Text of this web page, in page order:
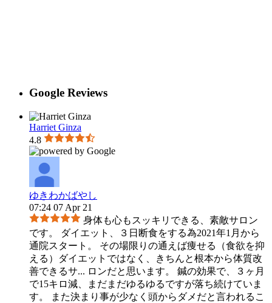
Google Reviews
Harriet Ginza
4.8
ゆきわかばやし
07:24 07 Apr 21
身体も心もスッキリできる、素敵サロン
です。 ダイエット、３日断食をする為2021年1月から
通院スタート。 その場限りの通えば痩せる（食欲を抑
える）ダイエットではなく、きちんと根本から体質改
善できるサ... ロンだと思います。 鍼の効果で、３ヶ月
で15キロ減、まだまだゆるゆるですが落ち続けていま
す。 また決まり事が少なく頭からダメだと言われるこ